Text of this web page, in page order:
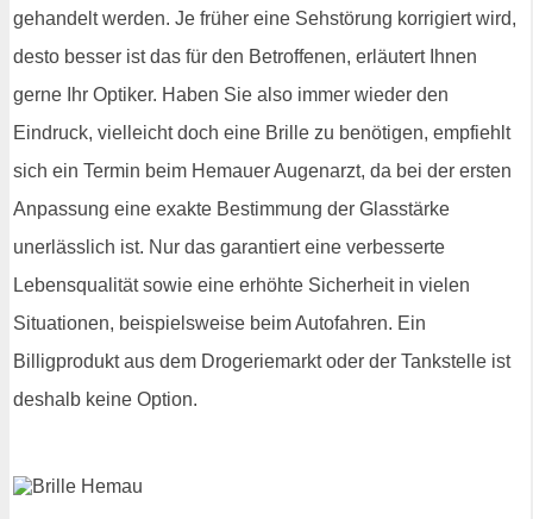
gehandelt werden. Je früher eine Sehstörung korrigiert wird,
desto besser ist das für den Betroffenen, erläutert Ihnen
gerne Ihr Optiker. Haben Sie also immer wieder den
Eindruck, vielleicht doch eine Brille zu benötigen, empfiehlt
sich ein Termin beim Hemauer Augenarzt, da bei der ersten
Anpassung eine exakte Bestimmung der Glasstärke
unerlässlich ist. Nur das garantiert eine verbesserte
Lebensqualität sowie eine erhöhte Sicherheit in vielen
Situationen, beispielsweise beim Autofahren. Ein
Billigprodukt aus dem Drogeriemarkt oder der Tankstelle ist
deshalb keine Option.